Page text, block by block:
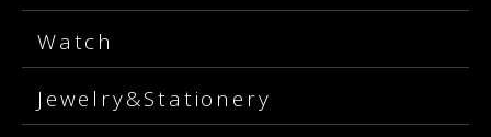
Watch
Jewelry&Stationery